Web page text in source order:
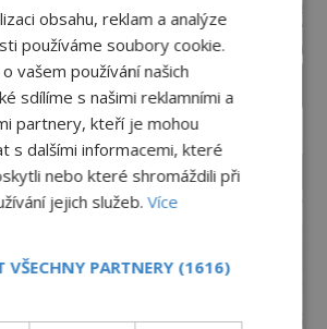
ČASOPIS
reklama
obsahu, reklam a analýze
používáme soubory cookie.
vašem používání našich
sdílíme s našimi reklamními a
partnery, kteří je mohou
s dalšími informacemi, které
nebo které shromáždili při
jejich služeb.Více
VŠECHNY PARTNERY (1616)